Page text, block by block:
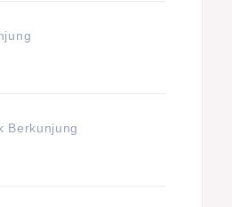
Berkunjung